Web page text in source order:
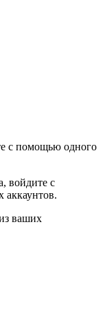
с помощью одного
войдите с
ваших